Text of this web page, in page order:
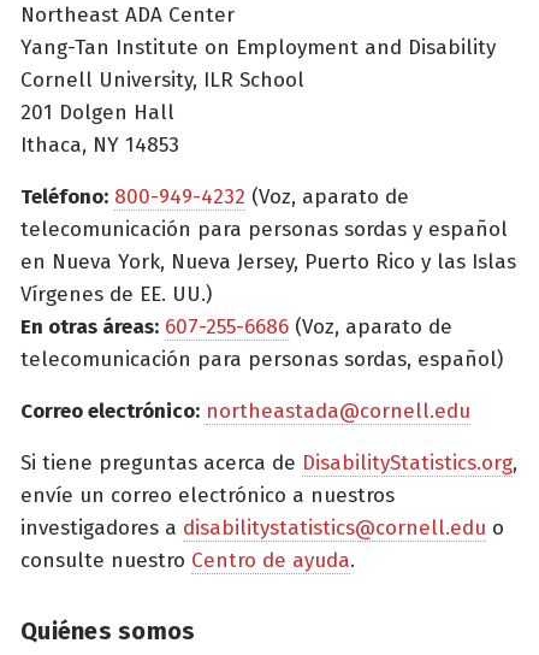
Northeast ADA Center
Yang-Tan Institute on Employment and Disability
Cornell University, ILR School
201 Dolgen Hall
Ithaca, NY 14853
Teléfono: 800-949-4232 (Voz, aparato de
telecomunicación para personas sordas y español
en Nueva York, Nueva Jersey, Puerto Rico y las Islas
Vírgenes de EE. UU.)
En otras áreas: 607-255-6686 (Voz, aparato de
telecomunicación para personas sordas, español)
Correo electrónico: northeastada@cornell.edu
Si tiene preguntas acerca de DisabilityStatistics.org,
envíe un correo electrónico a nuestros
investigadores a disabilitystatistics@cornell.edu o
consulte nuestro Centro de ayuda.
Quiénes somos